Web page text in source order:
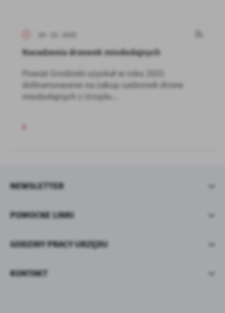
24 - 10 - 2025
Nasadzenia drzewek miododajnych
Powiat Grodziski uzyskał w roku 2025
dofinansowanie na zakup sadzonek drzew
miododajnych z Urzędu...
POMOCNE LINKI
NEWSLETTER
GODZINY PRACY URZĘDU
KONTAKT